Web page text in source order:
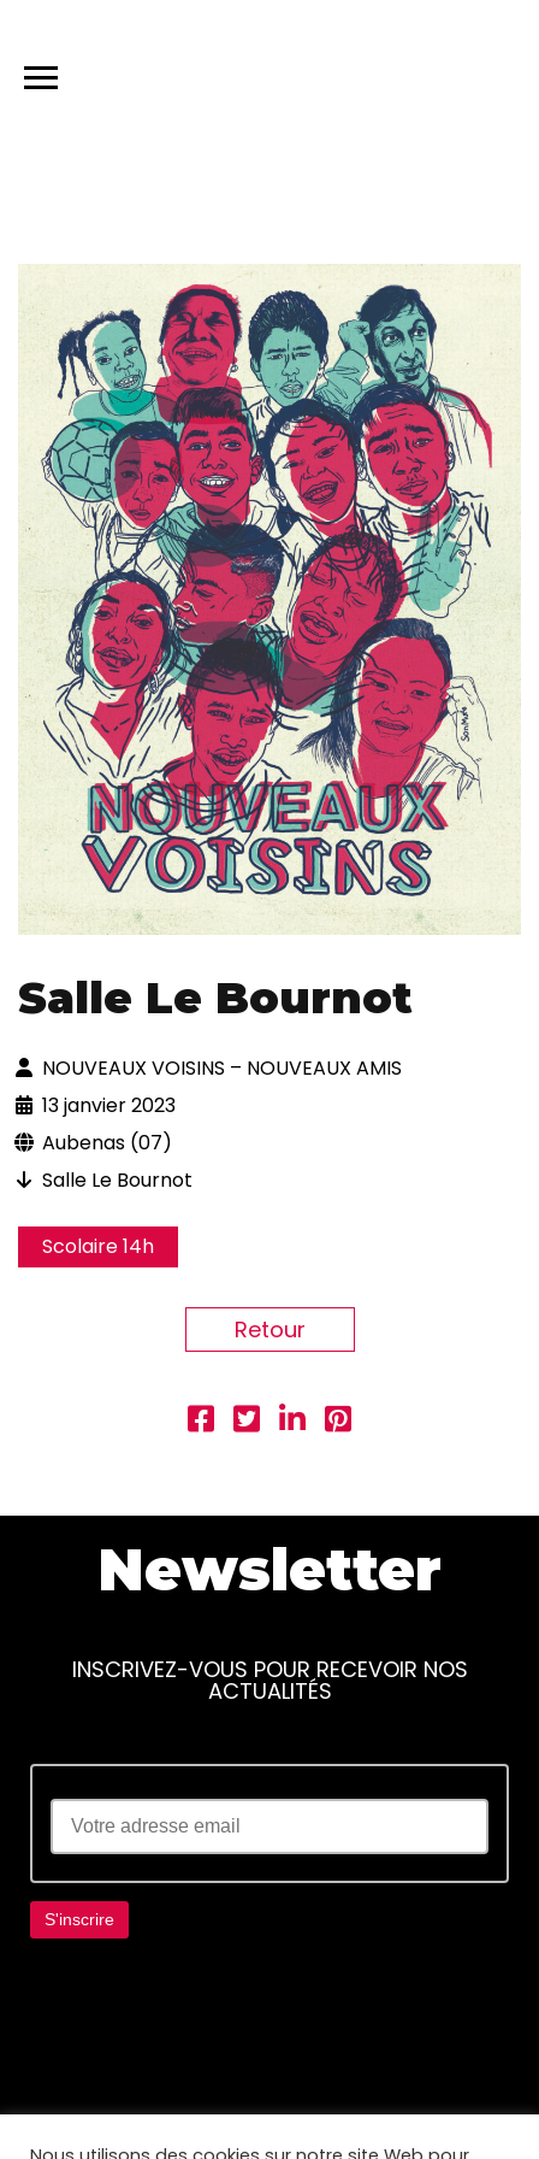
Salle Le Bournot
NOUVEAUX VOISINS – NOUVEAUX AMIS
13 janvier 2023
Aubenas (07)
Salle Le Bournot
Scolaire 14h
Retour
Newsletter
INSCRIVEZ-VOUS POUR RECEVOIR NOS
ACTUALITÉS